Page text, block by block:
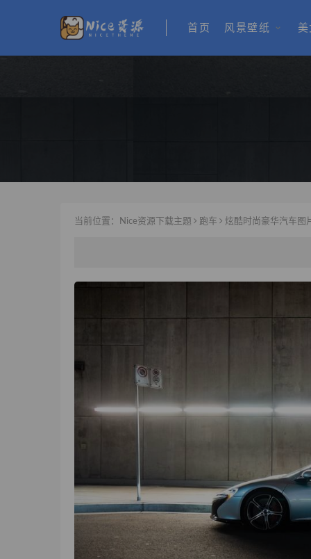
首页 风景壁纸
当前位置： Nice资源下载主题 跑车 炫酷时尚豪华汽车图